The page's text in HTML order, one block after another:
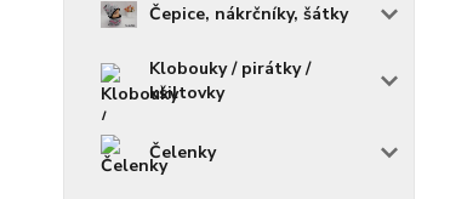
Čepice, nákrčníky, šátky
Klobouky / pirátky /
kšiltovky
Čelenky